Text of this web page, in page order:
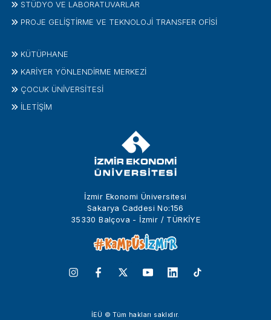
İzmir Ekonomi Üniversitesi
Sakarya Caddesi No:156
35330 Balçova - İzmir / TÜRKİYE
STÜDYO VE LABORATUVARLAR
PROJE GELIŞTIRME VE TEKNOLOJI TRANSFER OFISI
KÜTÜPHANE
KARİYER YÖNLENDİRME MERKEZİ
ÇOCUK ÜNIVERSITESI
İLETIŞIM
İEÜ © Tüm hakları saklıdır.